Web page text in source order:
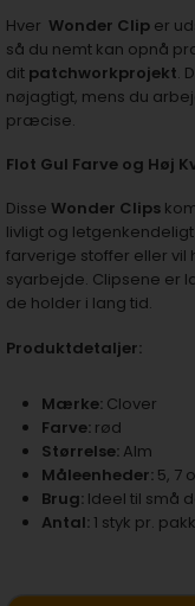
Hver Wonder Clip er
så du nemt kan opnå
dit patchworkprojekt.
nøjagtigt, mens du
præcise.
Flot Gul Farve og Høj
Disse Wonder Clips
livligt og
farverige stoffer eller vil
syarbejde. Clipsene er
de holder i lang tid.
Produktdetaljer:
Mærke: Clover
Farve: rød
Størrelse: Alm
Måleenheder: 5, 7
Brug: Ideel til små
Antal: 1 styk pr.